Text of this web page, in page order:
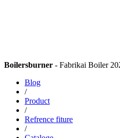
Boilersburner - Fabrikai Boiler
Blog
/
Product
/
Refrence fiture
/